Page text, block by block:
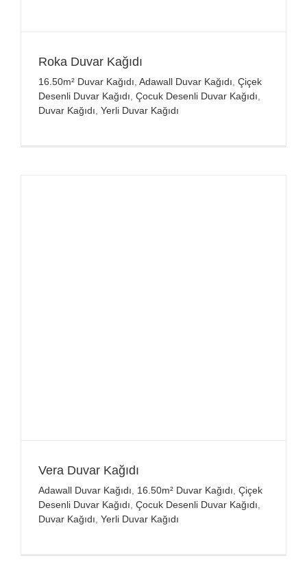
Roka Duvar Kağıdı
16.50m² Duvar Kağıdı, Adawall Duvar Kağıdı, Çiçek
Desenli Duvar Kağıdı, Çocuk Desenli Duvar Kağıdı,
Duvar Kağıdı, Yerli Duvar Kağıdı
Vera Duvar Kağıdı
Adawall Duvar Kağıdı, 16.50m² Duvar Kağıdı, Çiçek
Desenli Duvar Kağıdı, Çocuk Desenli Duvar Kağıdı,
Duvar Kağıdı, Yerli Duvar Kağıdı